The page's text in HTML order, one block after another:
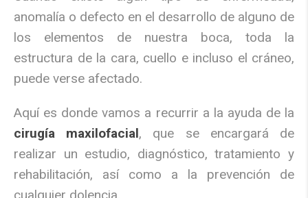
anomalía o defecto en el desarrollo de alguno de
los elementos de nuestra boca, toda la
estructura de la cara, cuello e incluso el cráneo,
puede verse afectado.
Aquí es donde vamos a recurrir a la ayuda de la
cirugía maxilofacial, que se encargará de
realizar un estudio, diagnóstico, tratamiento y
rehabilitación, así como a la prevención de